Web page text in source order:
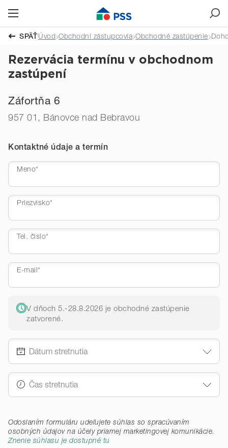
SPÄŤÚvod Obchodní zástupcovia Obchodné zastúpenie
Rezervácia termínu v obchodnom
zastúpení
Záfortňa 6
957 01, Bánovce nad Bebravou
Kontaktné údaje a termín
Meno*
Priezvisko*
Tel. čislo*
E-mail*
V dňoch 5.-28.8.2026 je obchodné zastúpenie
zatvorené.
Odoslaním formuláru udeľujete súhlas so spracúvaním
osobných údajov na účely priamej marketingovej komunikácie.
Znenie súhlasu je dostupné tu